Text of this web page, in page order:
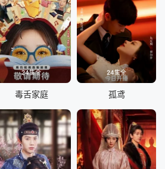
24集全
毒舌家庭
24集全
孤鸢